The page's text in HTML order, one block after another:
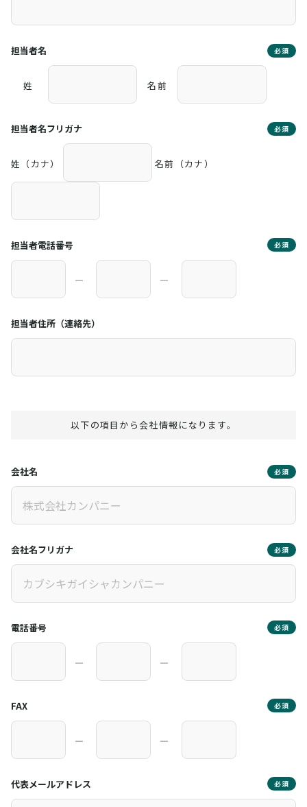
担当者名 必須
姓 名前
担当者名フリガナ 必須
姓（カナ） 名前（カナ）
担当者電話番号 必須
― ―
担当者住所（連絡先）
以下の項目から会社情報になります。
会社名 必須
会社名フリガナ 必須
電話番号 必須
― ―
FAX 必須
― ―
代表メールアドレス 必須